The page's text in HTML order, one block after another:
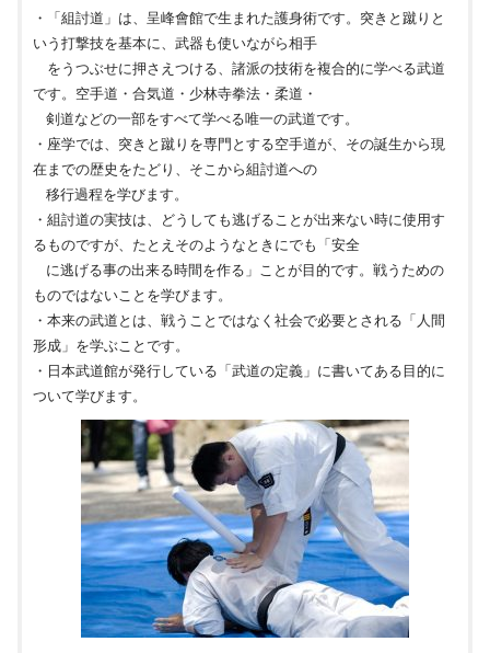
・「組討道」は、呈峰會館で生まれた護身術です。突きと蹴りと
いう打撃技を基本に、武器も使いながら相手
をうつぶせに押さえつける、諸派の技術を複合的に学べる武道
です。空手道・合気道・少林寺拳法・柔道・
剣道などの一部をすべて学べる唯一の武道です。
・座学では、突きと蹴りを専門とする空手道が、その誕生から現
在までの歴史をたどり、そこから組討道への
移行過程を学びます。
・組討道の実技は、どうしても逃げることが出来ない時に使用す
るものですが、たとえそのようなときにでも「安全
に逃げる事の出来る時間を作る」ことが目的です。戦うための
ものではないことを学びます。
・本来の武道とは、戦うことではなく社会で必要とされる「人間
形成」を学ぶことです。
・日本武道館が発行している「武道の定義」に書いてある目的に
ついて学びます。